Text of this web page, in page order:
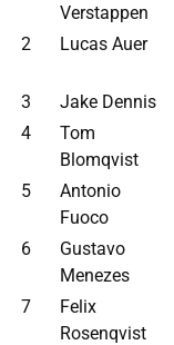
Verstappen
2 Lucas Auer
3 Jake Dennis
4
Tom
Blomqvist
5
Antonio
Fuoco
6
Gustavo
Menezes
7
Felix
Rosenqvist